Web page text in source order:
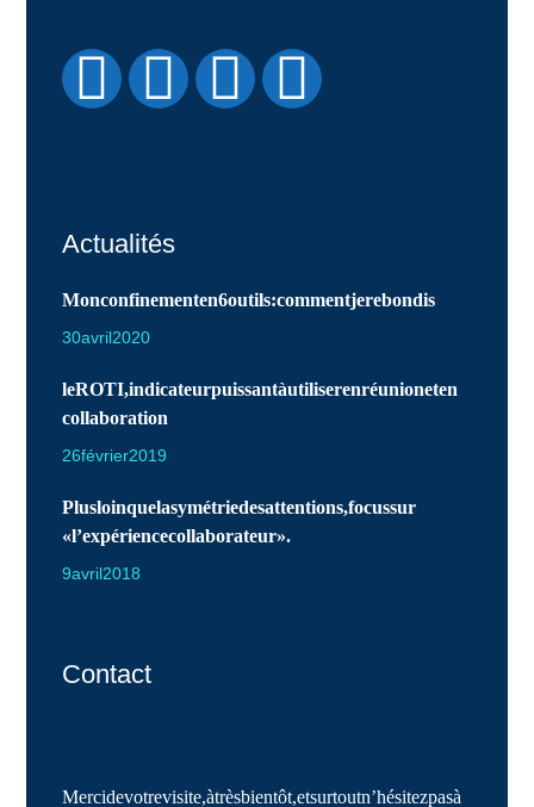
Actualités
Mon confinement en 6 outils : comment je rebondis
30 avril 2020
le ROTI, indicateur puissant à utiliser en réunion et en
collaboration
26 février 2019
Plus loin que la symétrie des attentions, focus sur
« l’expérience collaborateur ».
9 avril 2018
Contact
Merci de votre visite, à très bientôt, et surtout n’hésitez pas à